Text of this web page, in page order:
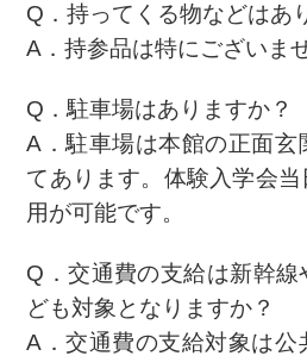
Q．持ってくる物などはあ
A．持参品は特にございま
Q．駐車場はありますか？
A．駐車場は本館の正面玄
てあります。体験入学会当
用が可能です。
Q．交通費の支給は新幹
ども対象となりますか？
A．交通費の支給対象は公